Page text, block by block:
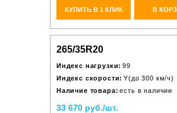
КУПИТЬ В 1 КЛИК В
265/35R20
Индекс нагрузки: 99
Индекс скорости: Y(до 300 км/ч)
Наличие товара: есть в наличии
33 670 руб./шт.